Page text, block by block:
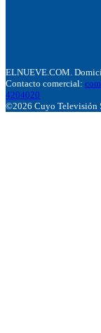
ELNUEVE.COM.
Contacto comercial:
4204020
©2026 Cuyo Televisión